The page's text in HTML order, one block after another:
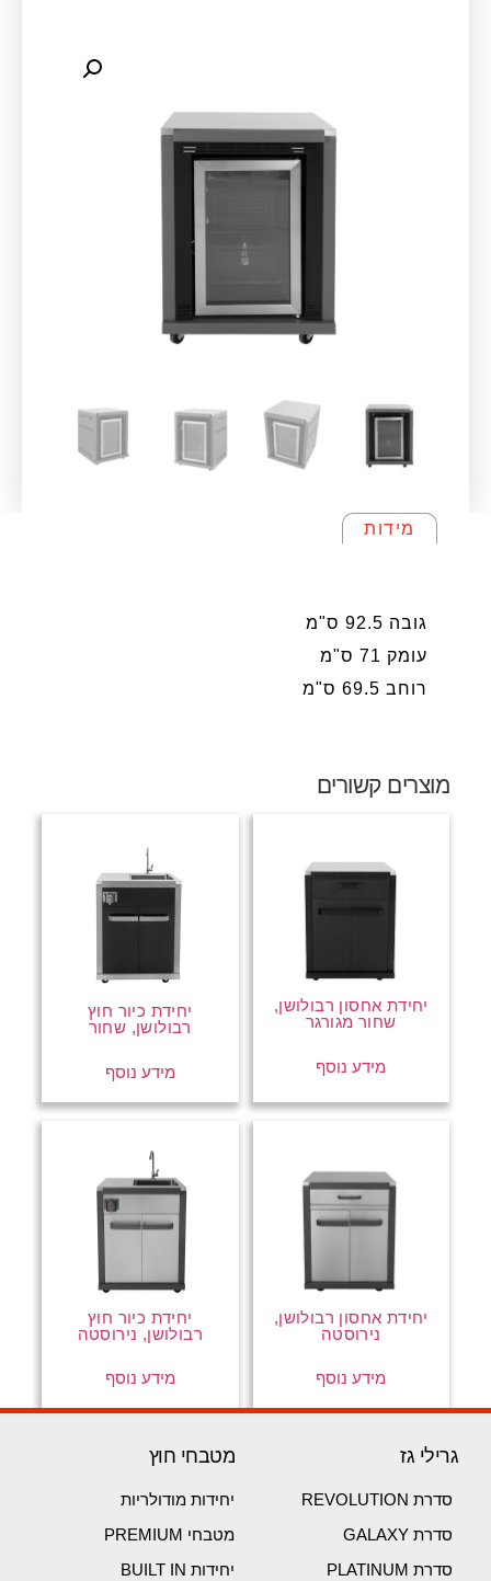
מידות
גובה 92.5 ס"מ
עומק 71 ס"מ
רוחב 69.5 ס"מ
מוצרים קשורים
יחידת אחסון רבולושן,
שחור מגורגר
מידע נוסף
יחידת כיור חוץ
רבולושן, שחור
מידע נוסף
יחידת אחסון רבולושן,
נירוסטה
מידע נוסף
יחידת כיור חוץ
רבולושן, נירוסטה
מידע נוסף
גרילי גז
סדרת REVOLUTION
סדרת GALAXY
סדרת PLATINUM
מטבחי חוץ
יחידות מודולריות
מטבחי PREMIUM
יחידות BUILT IN